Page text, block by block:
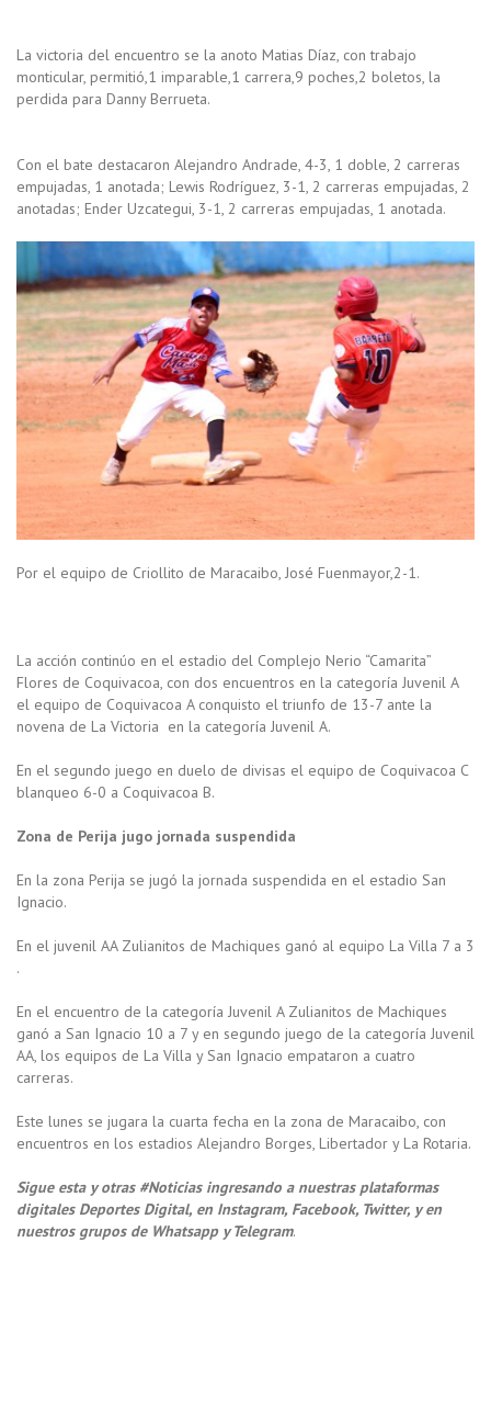
La victoria del encuentro se la anoto Matias Díaz, con trabajo
monticular, permitió,1 imparable,1 carrera,9 poches,2 boletos, la
perdida para Danny Berrueta.
Con el bate destacaron Alejandro Andrade, 4-3, 1 doble, 2 carreras
empujadas, 1 anotada; Lewis Rodríguez, 3-1, 2 carreras empujadas, 2
anotadas; Ender Uzcategui, 3-1, 2 carreras empujadas, 1 anotada.
Por el equipo de Criollito de Maracaibo, José Fuenmayor,2-1.
La acción continúo en el estadio del Complejo Nerio “Camarita”
Flores de Coquivacoa, con dos encuentros en la categoría Juvenil A
el equipo de Coquivacoa A conquisto el triunfo de 13-7 ante la
novena de La Victoria en la categoría Juvenil A.
En el segundo juego en duelo de divisas el equipo de Coquivacoa C
blanqueo 6-0 a Coquivacoa B.
Zona de Perija jugo jornada suspendida
En la zona Perija se jugó la jornada suspendida en el estadio San
Ignacio.
En el juvenil AA Zulianitos de Machiques ganó al equipo La Villa 7 a 3
.
En el encuentro de la categoría Juvenil A Zulianitos de Machiques
ganó a San Ignacio 10 a 7 y en segundo juego de la categoría Juvenil
AA, los equipos de La Villa y San Ignacio empataron a cuatro
carreras.
Este lunes se jugara la cuarta fecha en la zona de Maracaibo, con
encuentros en los estadios Alejandro Borges, Libertador y La Rotaria.
Sigue esta y otras #Noticias ingresando a nuestras plataformas
digitales Deportes Digital, en Instagram, Facebook, Twitter, y en
nuestros grupos de Whatsapp y Telegram.